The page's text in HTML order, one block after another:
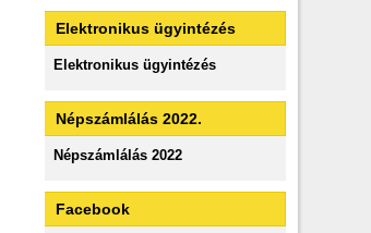
Elektronikus ügyintézés
Elektronikus ügyintézés
Népszámlálás 2022.
Népszámlálás 2022
Facebook